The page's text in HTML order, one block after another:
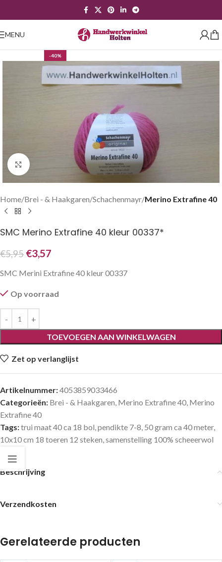
MENU
-40%
Klik om te vergroten
Home Brei - & Haakgaren Schachenmayr Merino Extrafine 40
SMC Merino Extrafine 40 kleur 00337*
€5,95 €3,57
SMC Merini Extrafine 40 kleur 00337
Op voorraad
TOEVOEGEN AAN WINKELWAGEN
Zet op verlanglijst
Artikelnummer:4053859033466
Categorieën: Brei - & Haakgaren, Merino Extrafine 40, Merino
Extrafine 40
Tags:trui maat 40 ca 18 bol,pendikte 7-8, 50 gram ca 40 meter,
10x10 cm 18 toeren 12 steken,samenstelling 100% scheeerwol
Beschrijving
Verzendkosten
Gerelateerde producten